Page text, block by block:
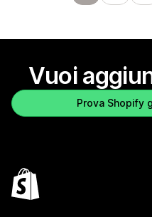
Vuoi
Prova Shopify